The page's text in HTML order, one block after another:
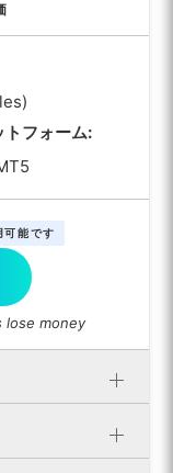
トフォーム:
可能です
lose money